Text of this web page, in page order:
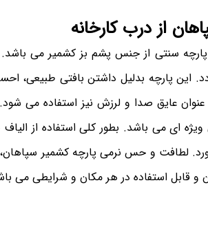
از درب کارخانه
پارچه سنتی از جنس پشم بز کشمیر می باشد.
این پارچه بدلیل داشتن بافتی طبیعی،
عایق صدا و لرزش نیز استفاده می
ای می باشد. بطور کلی استفاده از الیاف
لطافت و حس نرمی پارچه کشمیر
قابل استفاده در هر مکان و شرایطی می